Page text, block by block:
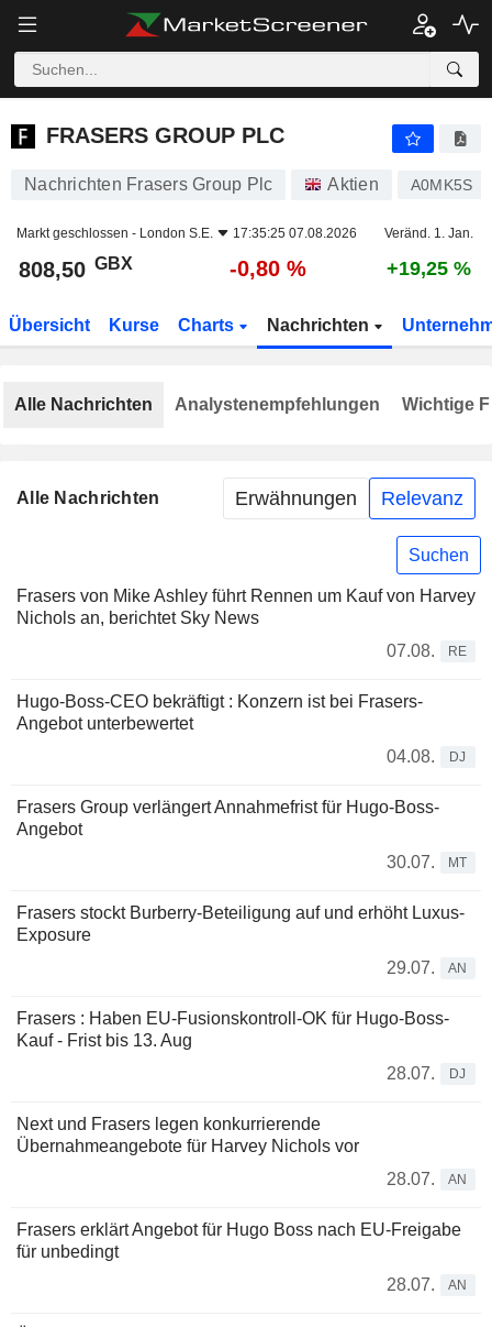
FRASERS GROUP PLC
FRASERS GROUP PLC
Nachrichten Frasers Group Plc Aktien A0MK5S
Markt geschlossen - London S.E. 17:35:25 07.08.2026 Veränd. 1. Jan.
808,50 GBX -0,80 % +19,25 %
Übersicht Kurse Charts Nachrichten
Alle Nachrichten Erwähnungen Relevanz
Suchen
Frasers von Mike Ashley führt Rennen um Kauf von Harvey
Nichols an, berichtet Sky News
07.08.
RE
Hugo-Boss-CEO bekräftigt : Konzern ist bei Frasers-
Angebot unterbewertet
04.08.
DJ
Frasers Group verlängert Annahmefrist für Hugo-Boss-
Angebot
30.07.
MT
Frasers stockt Burberry-Beteiligung auf und erhöht Luxus-
Exposure
29.07.
AN
Frasers : Haben EU-Fusionskontroll-OK für Hugo-Boss-
Kauf - Frist bis 13. Aug
28.07.
DJ
Next und Frasers legen konkurrierende
Übernahmeangebote für Harvey Nichols vor
28.07.
AN
Frasers erklärt Angebot für Hugo Boss nach EU-Freigabe
für unbedingt
28.07.
AN
Alle Nachrichten Analystenempfehlungen Wichtige